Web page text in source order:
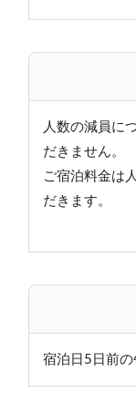
人数の減員に
だきません。
ご宿泊料金は
だきます。
宿泊日5日前